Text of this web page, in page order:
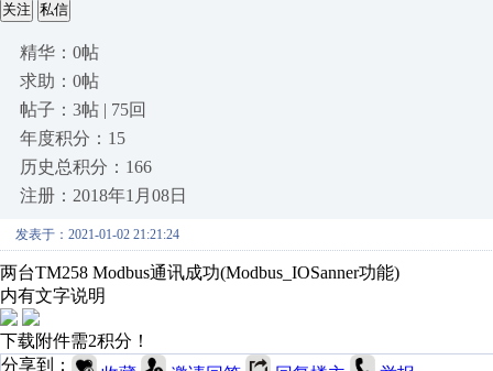
关注 私信
精华：0帖
求助：0帖
帖子：3帖 | 75回
年度积分：15
历史总积分：166
注册：2018年1月08日
发表于：2021-01-02 21:21:24
两台TM258 Modbus通讯成功(Modbus_IOSanner功能)
内有文字说明
下载附件需2积分！
分享到：